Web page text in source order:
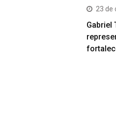
23 de
Gabriel